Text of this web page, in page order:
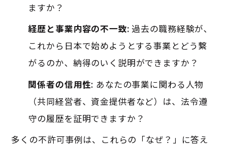
ますか？
経歴と事業内容の不一致: 過去の職務経験が、
これから日本で始めようとする事業とどう繋
がるのか、納得のいく説明ができますか？
関係者の信用性: あなたの事業に関わる人物
（共同経営者、資金提供者など）は、法令遵
守の履歴を証明できますか？
多くの不許可事例は、これらの「なぜ？」に答え